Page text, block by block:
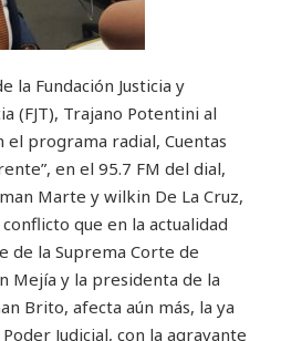
la Fundación Justicia y
(FJT), Trajano Potentini al
programa radial, Cuentas
en el 95.7 FM del dial,
Marte y wilkin De La Cruz,
que en la actualidad
de la Suprema Corte de
Mejía y la presidenta de la
Brito, afecta aún más, la ya
Judicial, con la agravante